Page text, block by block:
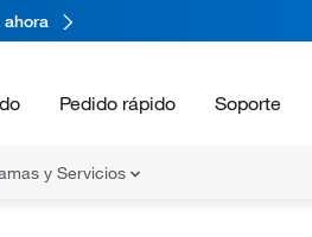
ahora
Pedido rápido Soporte
y Servicios